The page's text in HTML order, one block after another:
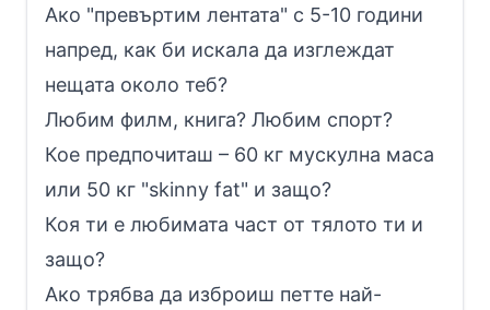
Ако "превъртим лентата" с 5-10 години
напред, как би искала да изглеждат
нещата около теб?
Любим филм, книга? Любим спорт?
Кое предпочиташ – 60 кг мускулна маса
или 50 кг "skinny fat" и защо?
Коя ти е любимата част от тялото ти и
защо?
Ако трябва да изброиш петте най-